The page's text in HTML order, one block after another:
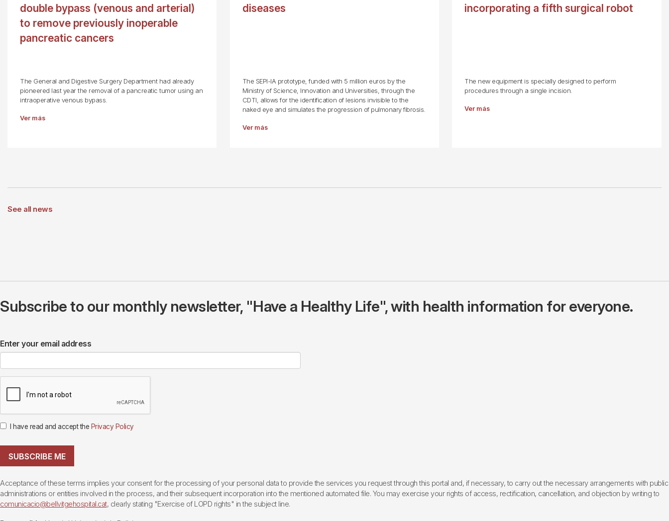
double bypass (venous and arterial)
to remove previously inoperable
pancreatic cancers
The General and Digestive Surgery Department had already
pioneered last year the removal of a pancreatic tumor using an
intraoperative venous bypass.
Ver más
diseases
The SEPI-IA prototype, funded with 5 million euros by the
Ministry of Science, Innovation and Universities, through the
CDTI, allows for the identification of lesions invisible to the
naked eye and simulates the progression of pulmonary fibrosis.
Ver más
incorporating a fifth surgical robot
The new equipment is specially designed to perform
procedures through a single incision.
Ver más
See all news
Subscribe to our monthly newsletter, "Have a Healthy Life", with health information for everyone.
Enter your email address
I have read and accept the Privacy Policy
SUBSCRIBE ME
Acceptance of these terms implies your consent for the processing of your personal data to provide the services you request through this portal and, if necessary, to carry out the necessary arrangements with public
administrations or entities involved in the process, and their subsequent incorporation into the mentioned automated file. You may exercise your rights of access, rectification, cancellation, and objection by writing to
comunicacio@bellvitgehospital.cat, clearly stating "Exercise of LOPD rights" in the subject line.